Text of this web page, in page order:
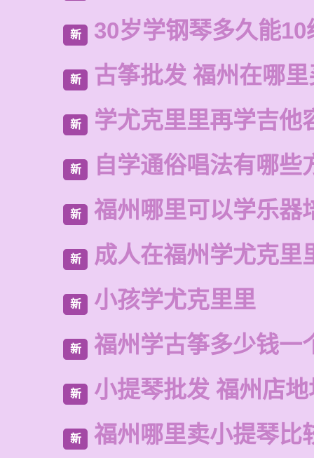
新 30岁学钢琴多久能10
新 古筝批发 福州在哪
新 学尤克里里再学吉他
新 自学通俗唱法有哪些
新 福州哪里可以学乐器
新 成人在福州学尤克里
新 小孩学尤克里里
新 福州学古筝多少钱一
新 小提琴批发 福州店地
新 福州哪里卖小提琴比